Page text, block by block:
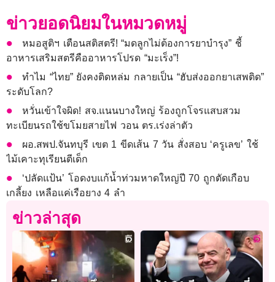
ข่าวยอดนิยมในหมวดหมู่
หมอสูติฯ เตือนสติสตรี! “มดลูกไม่ต้องการยาบำรุง” ชี้
อาหารเสริมสตรีคืออาหารโปรด “มะเร็ง”!
ทำไม “ไทย” ยังคงติดหล่ม กลายเป็น “ฮับส่งออกยาเสพติด”
ระดับโลก?
หวั่นเข้าใจผิด! สจ.แนนบางใหญ่ ร้องถูกโจรแสบสวม
ทะเบียนรถใช้ขโมยสายไฟ วอน ตร.เร่งล่าตัว
ผอ.สพป.จันทบุรี เขต 1 ขีดเส้น 7 วัน สั่งสอบ ‘ครูเลข’ ใช้
ไม้เคาะทุเรียนตีเด็ก
‘ปลัดแป้น’ โอดงบแก้น้ำท่วมหาดใหญ่ปี 70 ถูกตัดเกือบ
เกลี้ยง เหลือแค่เรือยาง 4 ลำ
ข่าวล่าสุด